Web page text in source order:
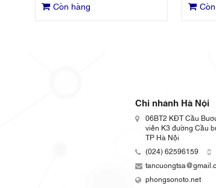
Còn hàng
Chi nhánh Hà Nội
06BT2 KĐT Cầu
viên K3 đường Cầu
TP Hà Nội
(024) 62596159
phongsonoto.net